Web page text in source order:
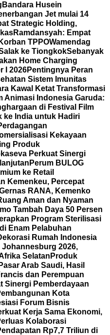
Bandara Husein
Jet mulai 14
Strategic Holding,
Ramdansyah: Empat
TPPOWamendag
ke TiongkokSebanyak
Home Charging
I 2026Pentingnya Peran
Sistem Imunitas
Kawal Ketat Transformasi
Animasi Indonesia Garuda:
di Festival Film
ke India untuk Hadiri
Kekayaan
Produk
Perkuat Sinergi
Perum BULOG
ke Retail
Kemenkeu, Percepat
RANA, Kemenko
Aman dan Nyaman
Tambah Daya 50 Persen
Program Sterilisasi
Enam Pelabuhan
Rumah Indonesia
2026,
Selatan Produk
Arab Saudi, Hasil
dan Perempuan
Sinergi Pemberdayaan
Kota
Forum Bisnis
Kerja Sama Ekonomi,
Kolaborasi
Rp7,7 Triliun di